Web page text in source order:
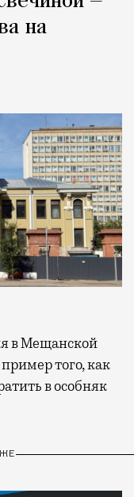
на
того, как
в особняк